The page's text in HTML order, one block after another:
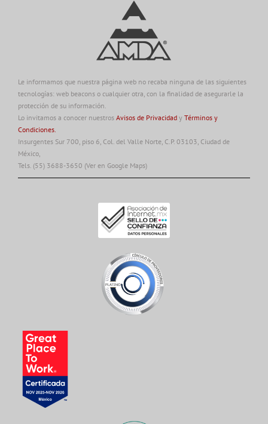
Le informamos que nuestra página web no recaba ninguna de las siguientes
tecnologías: web beacons o cualquier otra, con la finalidad de asegurarle la
protección de su información.
Lo invitamos a conocer nuestros Avisos de Privacidad y Términos y
Condiciones.
Insurgentes Sur 700, piso 6, Col. del Valle Norte, C.P. 03103, Ciudad de
México,
Tels. (55) 3688-3650 (Ver en Google Maps)